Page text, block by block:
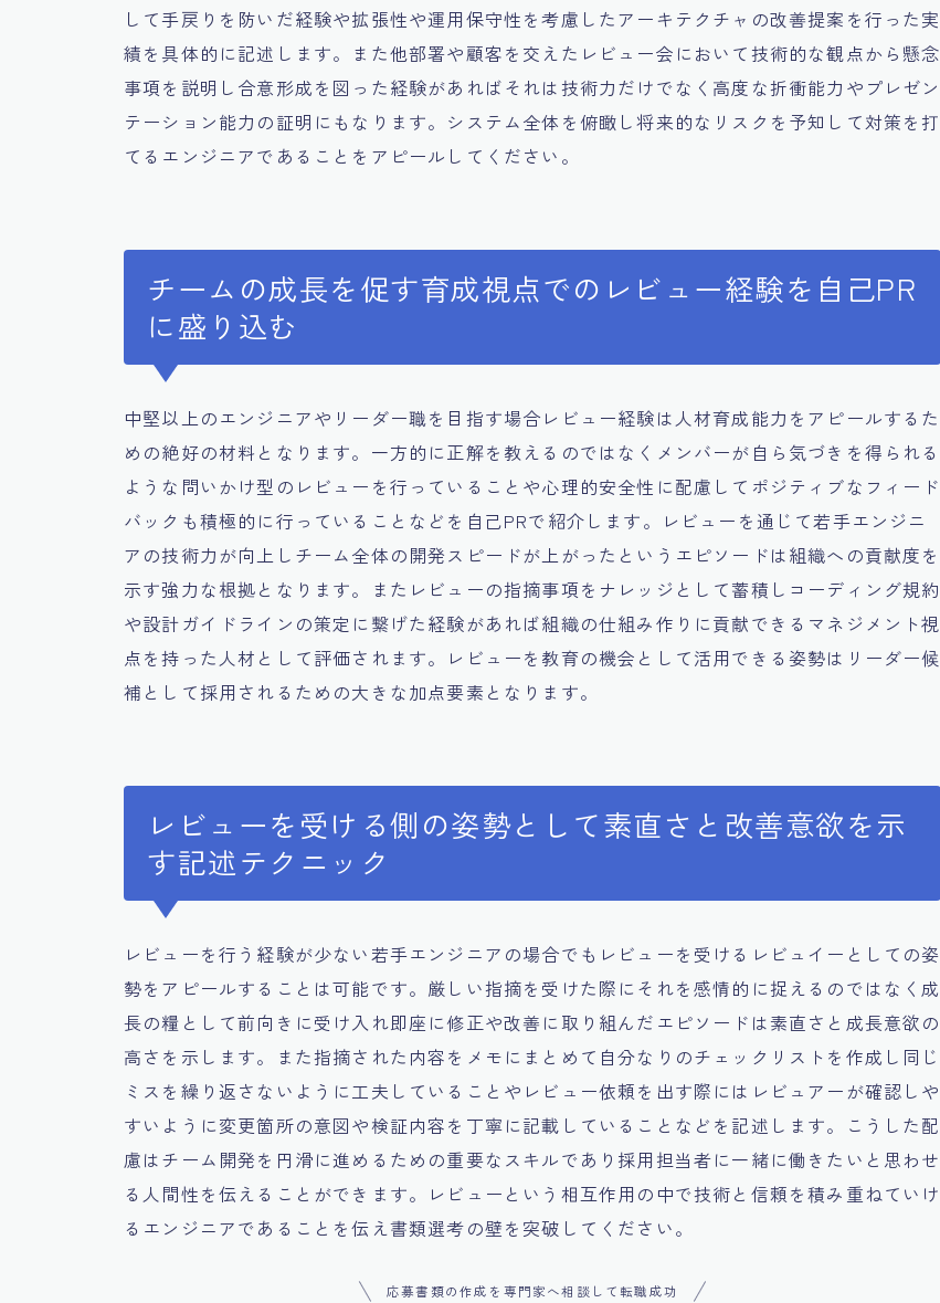
して手戻りを防いだ経験や拡張性や運用保守性を考慮したアーキテクチャの改善提案を行った実
績を具体的に記述します。また他部署や顧客を交えたレビュー会において技術的な観点から懸念
事項を説明し合意形成を図った経験があればそれは技術力だけでなく高度な折衝能力やプレゼン
テーション能力の証明にもなります。システム全体を俯瞰し将来的なリスクを予知して対策を打
てるエンジニアであることをアピールしてください。
チームの成長を促す育成視点でのレビュー経験を自己PR
に盛り込む
中堅以上のエンジニアやリーダー職を目指す場合レビュー経験は人材育成能力をアピールするた
めの絶好の材料となります。一方的に正解を教えるのではなくメンバーが自ら気づきを得られる
ような問いかけ型のレビューを行っていることや心理的安全性に配慮してポジティブなフィード
バックも積極的に行っていることなどを自己PRで紹介します。レビューを通じて若手エンジニ
アの技術力が向上しチーム全体の開発スピードが上がったというエピソードは組織への貢献度を
示す強力な根拠となります。またレビューの指摘事項をナレッジとして蓄積しコーディング規約
や設計ガイドラインの策定に繋げた経験があれば組織の仕組み作りに貢献できるマネジメント視
点を持った人材として評価されます。レビューを教育の機会として活用できる姿勢はリーダー候
補として採用されるための大きな加点要素となります。
レビューを受ける側の姿勢として素直さと改善意欲を示
す記述テクニック
レビューを行う経験が少ない若手エンジニアの場合でもレビューを受けるレビュイーとしての姿
勢をアピールすることは可能です。厳しい指摘を受けた際にそれを感情的に捉えるのではなく成
長の糧として前向きに受け入れ即座に修正や改善に取り組んだエピソードは素直さと成長意欲の
高さを示します。また指摘された内容をメモにまとめて自分なりのチェックリストを作成し同じ
ミスを繰り返さないように工夫していることやレビュー依頼を出す際にはレビュアーが確認しや
すいように変更箇所の意図や検証内容を丁寧に記載していることなどを記述します。こうした配
慮はチーム開発を円滑に進めるための重要なスキルであり採用担当者に一緒に働きたいと思わせ
る人間性を伝えることができます。レビューという相互作用の中で技術と信頼を積み重ねていけ
るエンジニアであることを伝え書類選考の壁を突破してください。
応募書類の作成を専門家へ相談して転職成功